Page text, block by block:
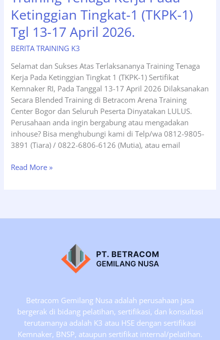
Ketinggian Tingkat-1 (TKPK-1)
Tgl 13-17 April 2026.
BERITA TRAINING K3
Selamat dan Sukses Atas Terlaksananya Training Tenaga
Kerja Pada Ketinggian Tingkat 1 (TKPK-1) Sertifikat
Kemnaker RI, Pada Tanggal 13-17 April 2026 Dilaksanakan
Secara Blended Training di Betracom Arena Training
Center Bogor dan Seluruh Peserta Dinyatakan LULUS.
Perusahaan anda ingin bergabung atau mengadakan
inhouse? Bisa menghubungi kami di Telp/wa 0812-9805-
3891 (Tiara) / 0822-6806-6126 (Mutia), atau email
Training
2026.
Read More »
Betracom Gemilang Nusa adalah perusahaan jasa
bergerak di bidang pelatihan, sertifikasi, dan konsultasi
terutamanya adalah K3 atau HSE dengan sertifikasi
Kemnaker, BNSP, ataupun sertifikat internal/pelatihan.